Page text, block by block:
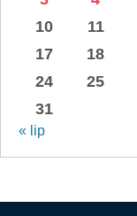
10
11
17
18
24
25
31
« lip